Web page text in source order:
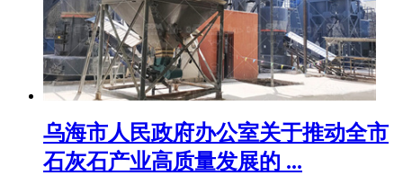
乌海市人民政府办公室关于推动全市
石灰石产业高质量发展的 ...